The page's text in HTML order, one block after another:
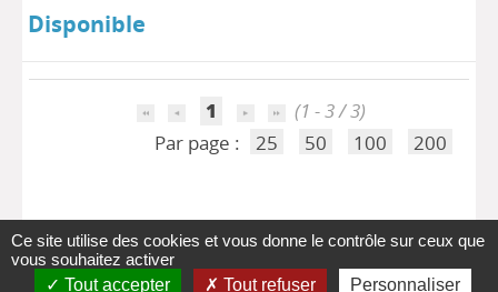
Disponible
1
(1 - 3 / 3)
Par page :
25 50 100 200
Ce site utilise des cookies et vous donne le contrôle sur ceux que
vous souhaitez activer
Tout accepter
Tout refuser Personnaliser